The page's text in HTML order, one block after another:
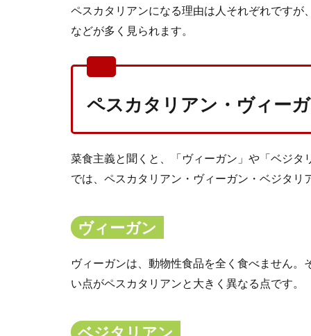
ペスカタリアンになる理由は人それぞれです
などが多く見られます。
ペスカタリアン・ヴィー
菜食主義と聞くと、「ヴィーガン」や「ベジ
では、ペスカタリアン・ヴィーガン・ベジタ
ヴィーガン
ヴィーガンは、動物性食品を全く食べません
い点がペスカタリアンと大きく異なる点です。
ベジタリアン